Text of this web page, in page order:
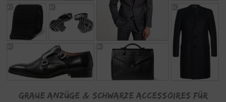
GraueAnzüge & schwarze Accessoires für